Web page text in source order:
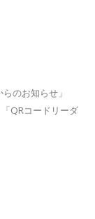
のお知らせ」
QRコードリーダ